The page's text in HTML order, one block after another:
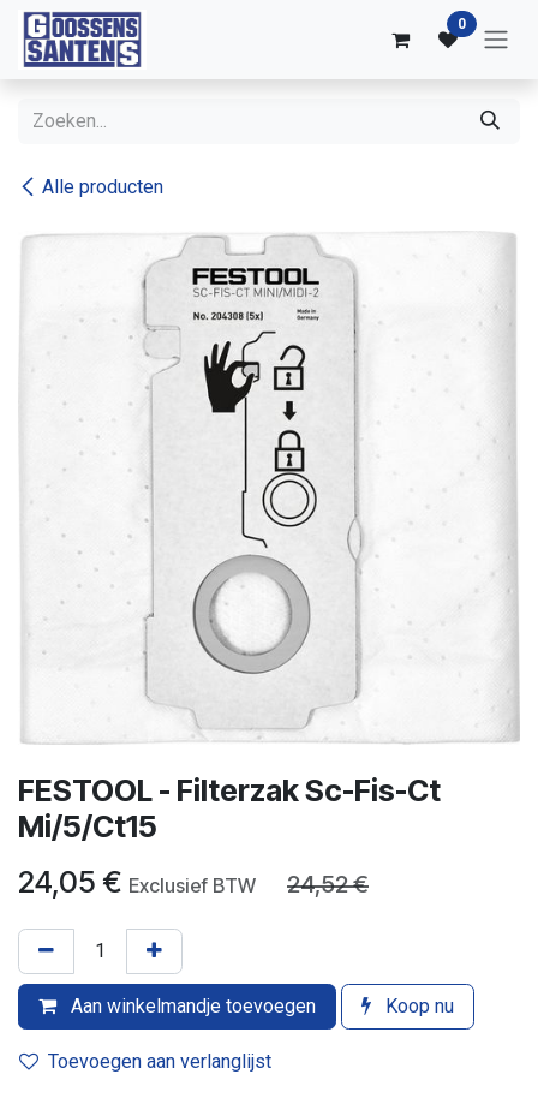
Overslaan naar inhoud
0
Alle producten
FESTOOL - Filterzak Sc-Fis-Ct
Mi/5/Ct15
24,05 € Exclusief BTW 24,52€
Aan winkelmandje toevoegen Koop nu
Toevoegen aan verlanglijst